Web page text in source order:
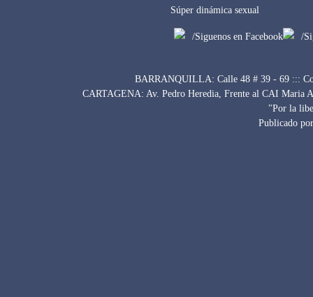
Súper dinámica sexual
/Siguenos en Facebook /
BARRANQUILLA: Calle 48 # 39 - 69 :::
CARTAGENA: Av. Pedro Heredia, Frente al CAI Maria
"Por la
Publicado